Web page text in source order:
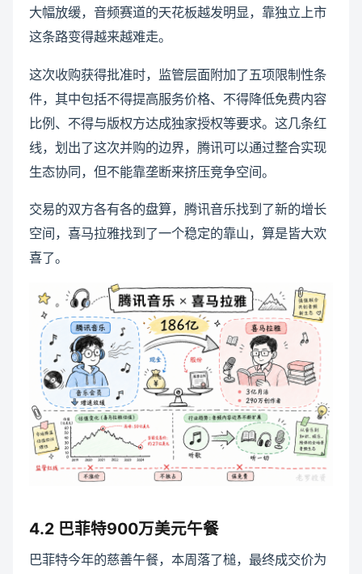
大幅放缓，音频赛道的天花板越发明显，靠独立上市
这条路变得越来越难走。
这次收购获得批准时，监管层面附加了五项限制性条
件，其中包括不得提高服务价格、不得降低免费内容
比例、不得与版权方达成独家授权等要求。这几条红
线，划出了这次并购的边界，腾讯可以通过整合实现
生态协同，但不能靠垄断来挤压竞争空间。
交易的双方各有各的盘算，腾讯音乐找到了新的增长
空间，喜马拉雅找到了一个稳定的靠山，算是皆大欢
喜了。
4.2 巴菲特900万美元午餐
巴菲特今年的慈善午餐，本周落了槌，最终成交价为